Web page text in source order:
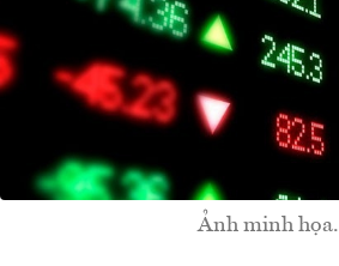
Ảnh minh họa.